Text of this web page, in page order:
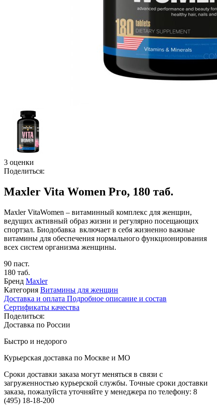
3 оценки
Поделиться:
Maxler Vita Women Pro, 180 таб.
Maxler VitaWomen – витаминный комплекс для женщин,
ведущих активный образ жизни и регулярно посещающих
спортзал. Биодобавка включает в себя жизненно важные
витамины для обеспечения нормального функционирования
всех систем организма женщины.
90 паст.
180 таб.
Бренд Maxler
Категория Витамины для женщин
Доставка и оплата Подробное описание и состав
Сертификаты качества
Поделиться:
Доставка по России
Быстро и недорого
Курьерская доставка по Москве и МО
Сроки доставки заказа могут меняться в связи с
загруженностью курьерской службы. Точные сроки доставки
заказа, пожалуйста уточняйте у менеджера по телефону: 8
(495) 18-18-200